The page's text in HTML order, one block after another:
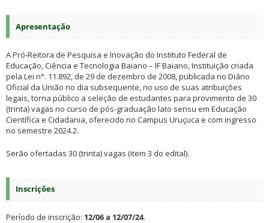
Apresentação
A Pró-Reitora de Pesquisa e Inovação do Instituto Federal de
Educação, Ciência e Tecnologia Baiano – IF Baiano, Instituição criada
pela Lei n°. 11.892, de 29 de dezembro de 2008, publicada no Diário
Oficial da União no dia subsequente, no uso de suas atribuições
legais, torna público a seleção de estudantes para provimento de 30
(trinta) vagas no curso de pós-graduação lato sensu em Educação
Científica e Cidadania, oferecido no Campus Uruçuca e com ingresso
no semestre 2024.2.
Serão ofertadas 30 (trinta) vagas (item 3 do edital).
Inscrições
Período de inscrição: 12/06 a 12/07/24.